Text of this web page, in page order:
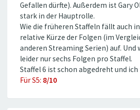
Gefallen dürfte). Außerdem ist Gary
stark in der Hauptrolle.
Wie die früheren Staffeln fällt auch
relative Kürze der Folgen (im
anderen Streaming Serien) auf. Und
leider nur sechs Folgen pro Staffel.
Staffel 6 ist schon abgedreht und
Für S5: 8/10